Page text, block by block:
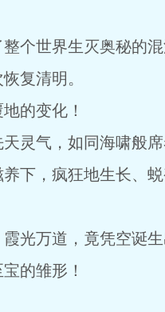
个世界生灭奥秘的
复清明。
的变化！
灵气，如同海啸般席
下，疯狂地生长、
光万道，竟凭空诞
的雏形！